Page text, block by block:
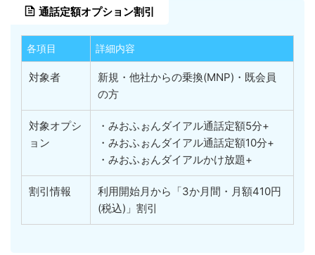
通話定額オプション割引
各項目 詳細内容
対象者
新規・他社からの乗換(MNP)・既会員
の方
対象オプシ
ョン
・みおふぉんダイアル通話定額5分+
・みおふぉんダイアル通話定額10分+
・みおふぉんダイアルかけ放題+
割引情報
利用開始月から「3か月間・月額410円
(税込)」割引